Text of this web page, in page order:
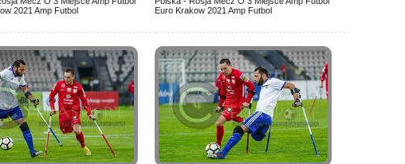
2021 Amp Futbol
Euro Krakow 2021 Amp Futbol